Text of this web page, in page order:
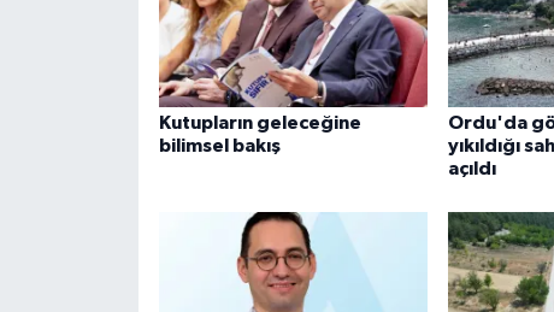
Kutupların geleceğine
bilimsel bakış
Ordu'da
yıkıldığı
açıldı